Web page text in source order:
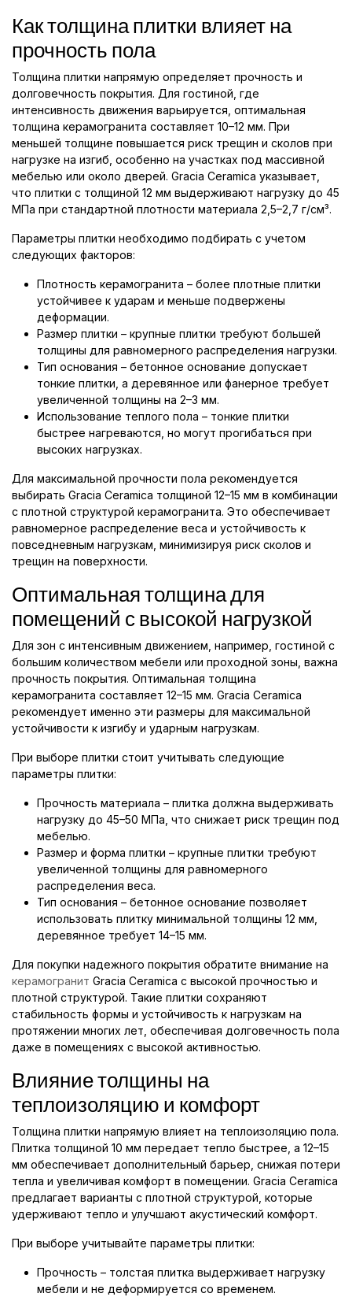
Как толщина плитки влияет на
прочность пола
Толщина плитки напрямую определяет прочность и
долговечность покрытия. Для гостиной, где
интенсивность движения варьируется, оптимальная
толщина керамогранита составляет 10–12 мм. При
меньшей толщине повышается риск трещин и сколов при
нагрузке на изгиб, особенно на участках под массивной
мебелью или около дверей. Gracia Ceramica указывает,
что плитки с толщиной 12 мм выдерживают нагрузку до 45
МПа при стандартной плотности материала 2,5–2,7 г/см³.
Параметры плитки необходимо подбирать с учетом
следующих факторов:
Плотность керамогранита – более плотные плитки
устойчивее к ударам и меньше подвержены
деформации.
Размер плитки – крупные плитки требуют большей
толщины для равномерного распределения нагрузки.
Тип основания – бетонное основание допускает
тонкие плитки, а деревянное или фанерное требует
увеличенной толщины на 2–3 мм.
Использование теплого пола – тонкие плитки
быстрее нагреваются, но могут прогибаться при
высоких нагрузках.
Для максимальной прочности пола рекомендуется
выбирать Gracia Ceramica толщиной 12–15 мм в комбинации
с плотной структурой керамогранита. Это обеспечивает
равномерное распределение веса и устойчивость к
повседневным нагрузкам, минимизируя риск сколов и
трещин на поверхности.
Оптимальная толщина для
помещений с высокой нагрузкой
Для зон с интенсивным движением, например, гостиной с
большим количеством мебели или проходной зоны, важна
прочность покрытия. Оптимальная толщина
керамогранита составляет 12–15 мм. Gracia Ceramica
рекомендует именно эти размеры для максимальной
устойчивости к изгибу и ударным нагрузкам.
При выборе плитки стоит учитывать следующие
параметры плитки:
Прочность материала – плитка должна выдерживать
нагрузку до 45–50 МПа, что снижает риск трещин под
мебелью.
Размер и форма плитки – крупные плитки требуют
увеличенной толщины для равномерного
распределения веса.
Тип основания – бетонное основание позволяет
использовать плитку минимальной толщины 12 мм,
деревянное требует 14–15 мм.
Для покупки надежного покрытия обратите внимание на
керамогранит Gracia Ceramica с высокой прочностью и
плотной структурой. Такие плитки сохраняют
стабильность формы и устойчивость к нагрузкам на
протяжении многих лет, обеспечивая долговечность пола
даже в помещениях с высокой активностью.
Влияние толщины на
теплоизоляцию и комфорт
Толщина плитки напрямую влияет на теплоизоляцию пола.
Плитка толщиной 10 мм передает тепло быстрее, а 12–15
мм обеспечивает дополнительный барьер, снижая потери
тепла и увеличивая комфорт в помещении. Gracia Ceramica
предлагает варианты с плотной структурой, которые
удерживают тепло и улучшают акустический комфорт.
При выборе учитывайте параметры плитки:
Прочность – толстая плитка выдерживает нагрузку
мебели и не деформируется со временем.